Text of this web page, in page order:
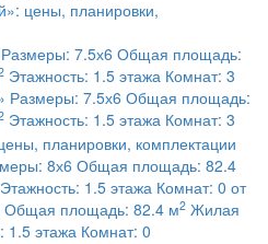
Размеры: 7.5х6 Общая площадь:
Этажность: 1.5 этажа Комнат: 3
Размеры: 7.5х6 Общая площадь:
Этажность: 1.5 этажа Комнат: 3
8х6 Общая площадь: 82.4
Этажность: 1.5 этажа Комнат: 0 от
Общая площадь: 82.4 м2 Жилая
1.5 этажа Комнат: 0